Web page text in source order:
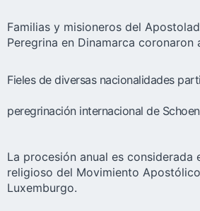
Familias y misioneros del
Peregrina en Dinamarca coronaron
Fieles de diversas nacionalidades
peregrinación internacional de
La procesión anual es considerada
religioso del Movimiento
Luxemburgo.